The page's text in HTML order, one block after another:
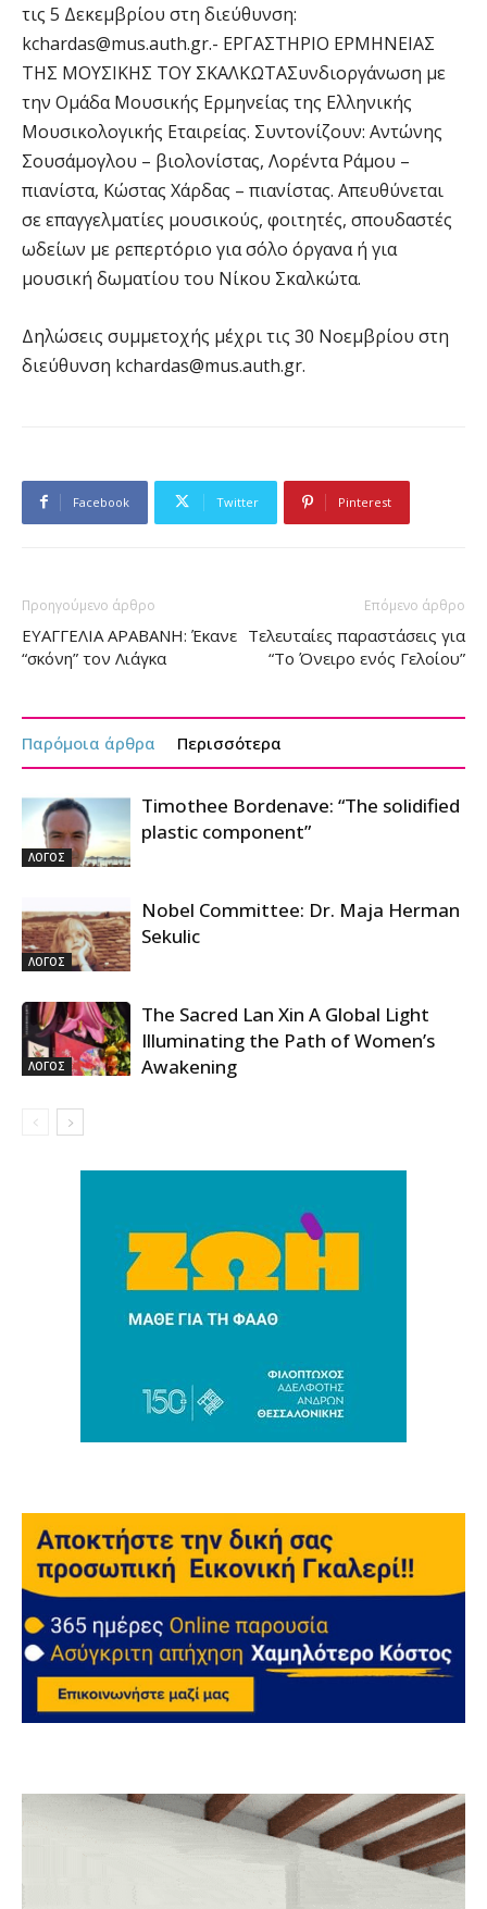
τις 5 Δεκεμβρίου στη διεύθυνση:
kchardas@mus.auth.gr.- ΕΡΓΑΣΤΗΡΙΟ ΕΡΜΗΝΕΙΑΣ
ΤΗΣ ΜΟΥΣΙΚΗΣ ΤΟΥ ΣΚΑΛΚΩΤΑΣυνδιοργάνωση με
την Ομάδα Μουσικής Ερμηνείας της Ελληνικής
Μουσικολογικής Εταιρείας. Συντονίζουν: Αντώνης
Σουσάμογλου – βιολονίστας, Λορέντα Ράμου –
πιανίστα, Κώστας Χάρδας – πιανίστας. Απευθύνεται
σε επαγγελματίες μουσικούς, φοιτητές, σπουδαστές
ωδείων με ρεπερτόριο για σόλο όργανα ή για
μουσική δωματίου του Νίκου Σκαλκώτα.
Δηλώσεις συμμετοχής μέχρι τις 30 Νοεμβρίου στη
διεύθυνση kchardas@mus.auth.gr.
Facebook Twitter Pinterest
Προηγούμενο άρθρο
ΕΥΑΓΓΕΛΙΑ ΑΡΑΒΑΝΗ: Έκανε
“σκόνη” τον Λιάγκα
Επόμενο άρθρο
Τελευταίες παραστάσεις για
“Το Όνειρο ενός Γελοίου”
Παρόμοια άρθρα Περισσότερα
ΛΟΓΟΣ
Timothee Bordenave: “The solidified
plastic component”
ΛΟΓΟΣ
Nobel Committee: Dr. Maja Herman
Sekulic
ΛΟΓΟΣ
The Sacred Lan Xin A Global Light
Illuminating the Path of Women’s
Awakening